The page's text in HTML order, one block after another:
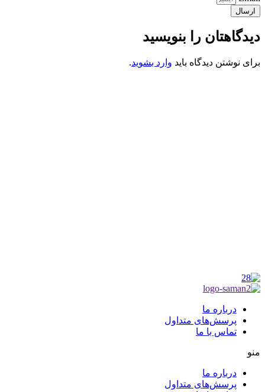
ارسال
دیدگاهتان را بنویسید
برای نوشتن دیدگاه باید وارد بشوید.
درباره ما
پرسش‌های متداول
تماس با ما
منو
درباره ما
پرسش‌های متداول